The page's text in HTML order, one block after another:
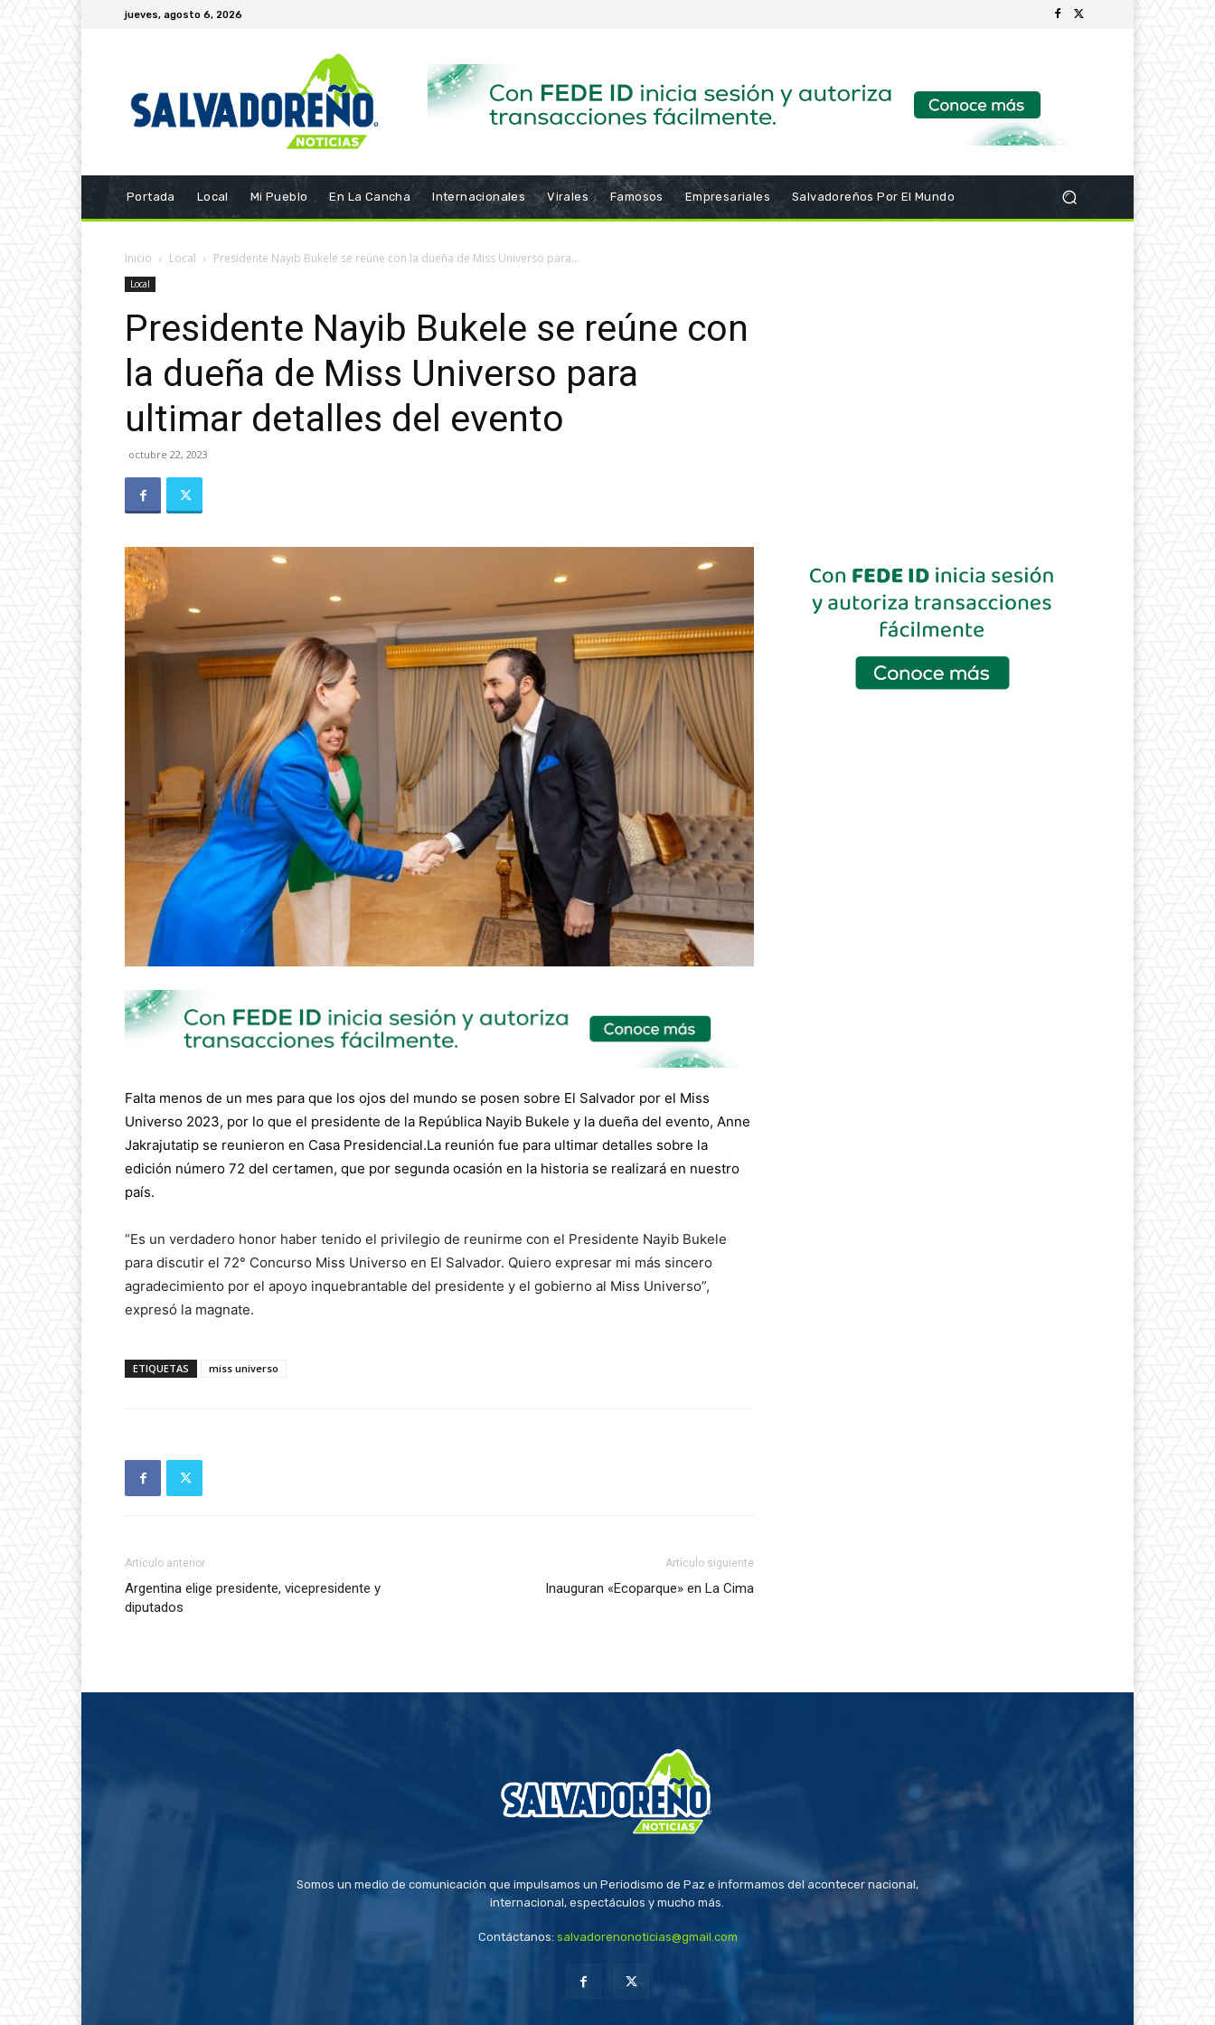
jueves, agosto 6, 2026
Portada Local Mi Pueblo En La Cancha Internacionales Virales Famosos Empresariales Salvadoreños Por El Mundo
Inicio Local Presidente Nayib Bukele se reúne con la dueña de Miss Universo para...
Local
Presidente Nayib Bukele se reúne con
la dueña de Miss Universo para
ultimar detalles del evento
octubre 22, 2023
Falta menos de un mes para que los ojos del mundo se posen sobre El Salvador por el Miss
Universo 2023, por lo que el presidente de la República Nayib Bukele y la dueña del evento, Anne
Jakrajutatip se reunieron en Casa Presidencial.La reunión fue para ultimar detalles sobre la
edición número 72 del certamen, que por segunda ocasión en la historia se realizará en nuestro
país.
“Es un verdadero honor haber tenido el privilegio de reunirme con el Presidente Nayib Bukele
para discutir el 72° Concurso Miss Universo en El Salvador. Quiero expresar mi más sincero
agradecimiento por el apoyo inquebrantable del presidente y el gobierno al Miss Universo”,
expresó la magnate.
ETIQUETAS miss universo
Artículo anterior
Argentina elige presidente, vicepresidente y
diputados
Artículo siguiente
Inauguran «Ecoparque» en La Cima
Somos un medio de comunicación que impulsamos un Periodismo de Paz e informamos del acontecer nacional,
internacional, espectáculos y mucho más.
Contáctanos: salvadorenonoticias@gmail.com